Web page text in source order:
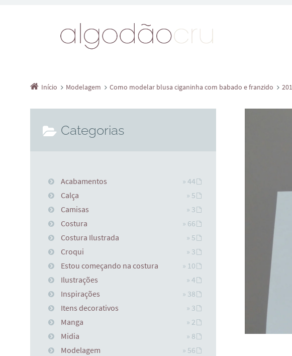
Início Modelagem Como modelar blusa ciganinha com babado e franzido
Categorias
Acabamentos
» 44
Calça
» 5
Camisas
» 3
Costura
» 66
Costura Ilustrada
» 5
Croqui
» 3
Estou começando na costura
» 10
Ilustrações
» 4
Inspirações
» 38
Itens decorativos
» 3
Manga
» 2
Midia
» 8
Modelagem
» 56